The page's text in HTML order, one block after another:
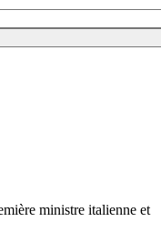
ministre italienne et